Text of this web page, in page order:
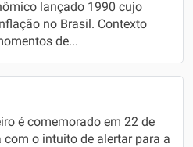
lançado 1990 cujo
no Brasil. Contexto
de...
é comemorado em 22 de
o intuito de alertar para a